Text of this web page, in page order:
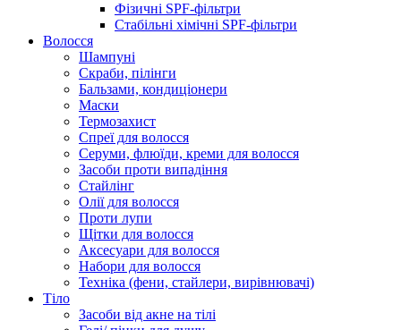
Фізичні SPF-фільтри
Стабільні хімічні SPF-фільтри
Волосся
Шампуні
Скраби, пілінги
Бальзами, кондиціонери
Маски
Термозахист
Спреї для волосся
Серуми, флюїди, креми для волосся
Засоби проти випадіння
Стайлінг
Олії для волосся
Проти лупи
Щітки для волосся
Аксесуари для волосся
Набори для волосся
Техніка (фени, стайлери, вирівнювачі)
Тіло
Засоби від акне на тілі